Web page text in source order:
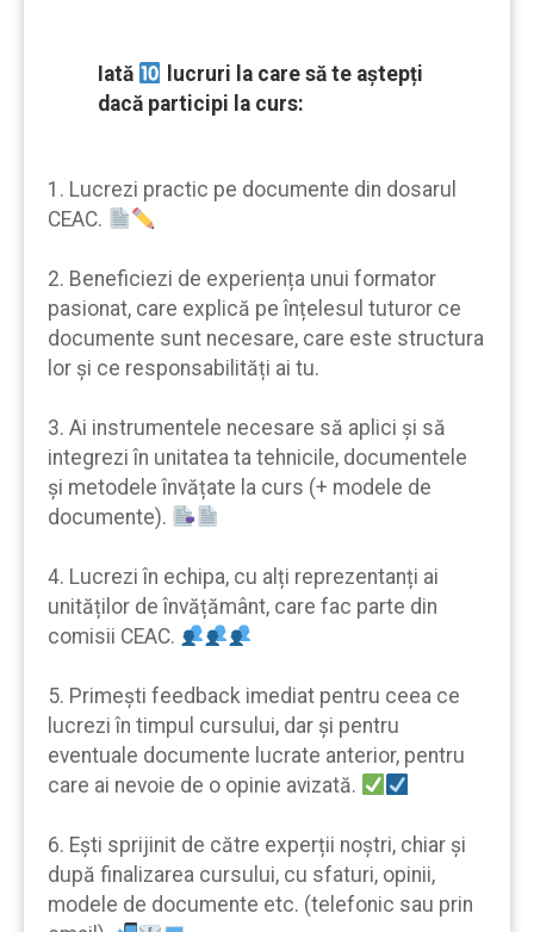
Iată
lucruri la care să te aştepți
dacă participi la curs:
1. Lucrezi practic pe documente din dosarul
CEAC.
2. Beneficiezi de experiența unui formator
pasionat, care explică pe înțelesul tuturor ce
documente sunt necesare, care este structura
lor şi ce responsabilități ai tu.
3. Ai instrumentele necesare să aplici şi să
integrezi în unitatea ta tehnicile, documentele
şi metodele învățate la curs (+ modele de
documente).
4. Lucrezi în echipa, cu alți reprezentanți ai
unităților de învățământ, care fac parte din
comisii CEAC.
5. Primeşti feedback imediat pentru ceea ce
lucrezi în timpul cursului, dar şi pentru
eventuale documente lucrate anterior, pentru
care ai nevoie de o opinie avizată.
6. Eşti sprijinit de către experții noştri, chiar şi
după finalizarea cursului, cu sfaturi, opinii,
modele de documente etc. (telefonic sau prin